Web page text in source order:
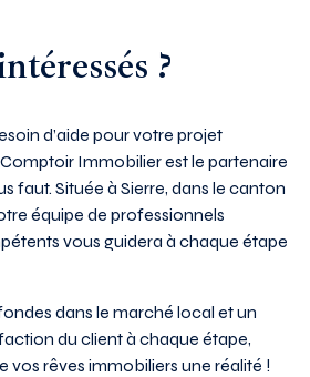
?
d’aide pour votre projet
Immobilier est le partenaire
faut. Située à Sierre, dans le canton
équipe de professionnels
vous guidera à chaque étape
dans le marché local et un
du client à chaque étape,
vos rêves immobiliers une réalité !